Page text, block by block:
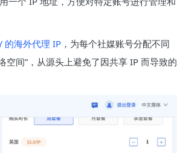
的海外代理 IP ，为每个社媒账号分配不同
空间”，从源头上避免了因共享 IP 而导致的